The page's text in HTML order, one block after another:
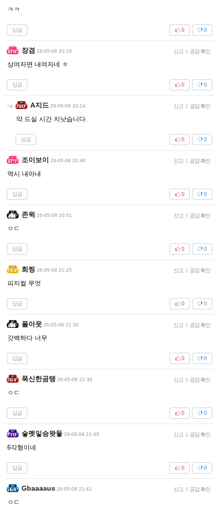
ㅋㅋ
답글 0
0
장겸 26-05-08 20:24 신고 | 공감 확인
상여자면 내여자네 ㅎ
답글 0
0
A지드 26-05-09 10:24 신고 | 공감 확인
약 드실 시간 지낫습니다.
답글 0
0
조이보이 26-05-08 20:46 신고 | 공감 확인
역시 내아내
답글 0
0
존윅 26-05-08 20:51 신고 | 공감 확인
ㅇㄷ
답글 0
0
희찡 26-05-08 21:25 신고 | 공감 확인
피지컬 무엇
답글 0
0
폴아웃 26-05-08 21:30 신고 | 공감 확인
갓벽하다 너무
답글 0
0
푹신한곰탱 26-05-08 21:30 신고 | 공감 확인
ㅇㄷ
답글 0
0
슿펫잏승왓듷 26-05-08 21:40 신고 | 공감 확인
6각형이네
답글 0
0
Gbaaaaus 26-05-08 21:41 신고 | 공감 확인
ㅇㄷ